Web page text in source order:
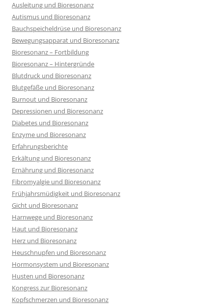
Ausleitung und Bioresonanz
Autismus und Bioresonanz
Bauchspeicheldrüse und Bioresonanz
Bewegungsapparat und Bioresonanz
Bioresonanz – Fortbildung
Bioresonanz – Hintergründe
Blutdruck und Bioresonanz
Blutgefäße und Bioresonanz
Burnout und Bioresonanz
Depressionen und Bioresonanz
Diabetes und Bioresonanz
Enzyme und Bioresonanz
Erfahrungsberichte
Erkältung und Bioresonanz
Ernährung und Bioresonanz
Fibromyalgie und Bioresonanz
Frühjahrsmüdigkeit und Bioresonanz
Gicht und Bioresonanz
Harnwege und Bioresonanz
Haut und Bioresonanz
Herz und Bioresonanz
Heuschnupfen und Bioresonanz
Hormonsystem und Bioresonanz
Husten und Bioresonanz
Kongress zur Bioresonanz
Kopfschmerzen und Bioresonanz